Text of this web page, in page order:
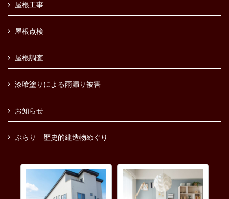
屋根工事
屋根点検
屋根調査
漆喰塗りによる雨漏り被害
お知らせ
ぶらり 歴史的建造物めぐり